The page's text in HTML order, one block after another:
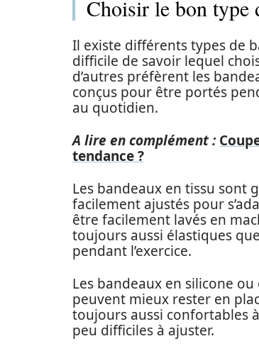
Choisir le bon type
Il existe différents types de
difficile de savoir lequel
d’autres préfèrent les
conçus pour être portés
au quotidien.
A lire en complément :
tendance ?
Les bandeaux en tissu sont
facilement ajustés pour
être facilement lavés en
toujours aussi élastiques
pendant l’exercice.
Les bandeaux en silicone
peuvent mieux rester en
toujours aussi confortables
peu difficiles à ajuster.